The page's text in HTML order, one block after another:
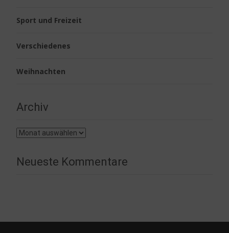
Sport und Freizeit
Verschiedenes
Weihnachten
Archiv
Archiv
Neueste Kommentare